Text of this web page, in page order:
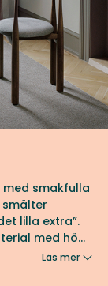
smakfulla
lilla extra”.
med hög
Se utbudet
Läs mer